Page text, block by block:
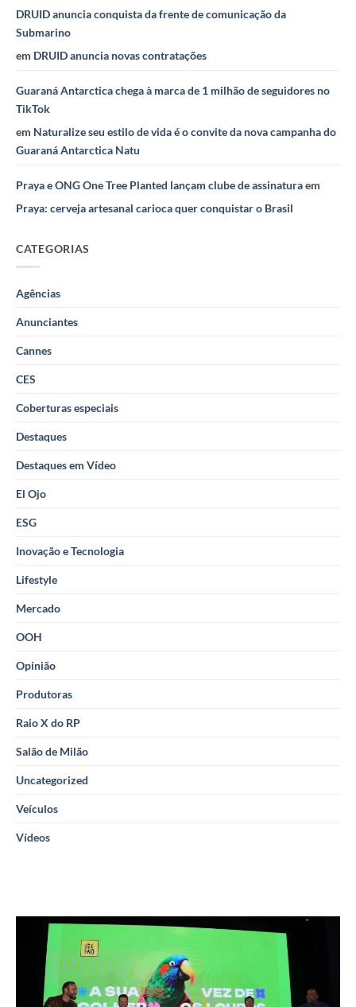
DRUID anuncia conquista da frente de comunicação da
Submarino
em DRUID anuncia novas contratações
Guaraná Antarctica chega à marca de 1 milhão de seguidores no
TikTok
em Naturalize seu estilo de vida é o convite da nova campanha do
Guaraná Antarctica Natu
Praya e ONG One Tree Planted lançam clube de assinaturaem
Praya: cerveja artesanal carioca quer conquistar o Brasil
CATEGORIAS
Agências
Anunciantes
Cannes
CES
Coberturas especiais
Destaques
Destaques em Vídeo
El Ojo
ESG
Inovação e Tecnologia
Lifestyle
Mercado
OOH
Opinião
Produtoras
Raio X do RP
Salão de Milão
Uncategorized
Veículos
Vídeos